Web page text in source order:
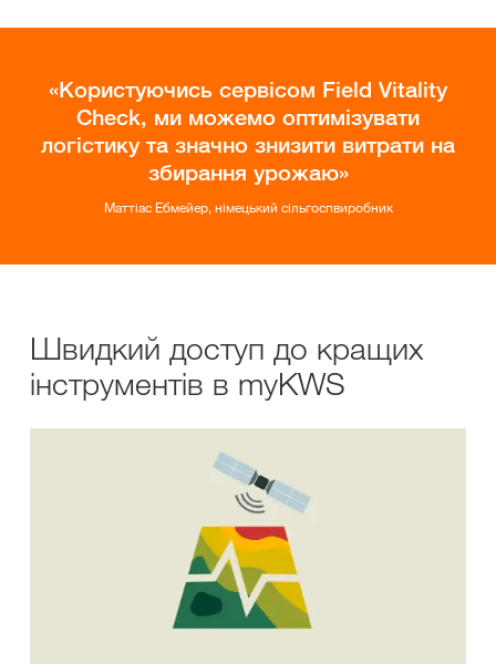
Користуючись сервісом Field Vitality
Check, ми можемо оптимізувати
логістику та значно знизити витрати на
збирання урожаю
Маттіас Ебмейер, німецький сільгоспвиробник
Швидкий доступ до кращих
інструментів в myKWS